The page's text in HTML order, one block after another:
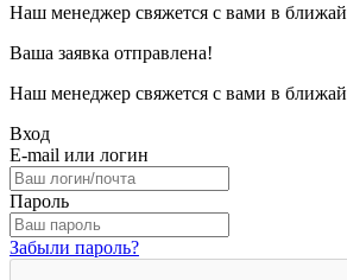
Наш менеджер свяжется с вами в
Ваша заявка отправлена!
Наш менеджер свяжется с вами в
Вход
E-mail или логин
Пароль
Забыли пароль?